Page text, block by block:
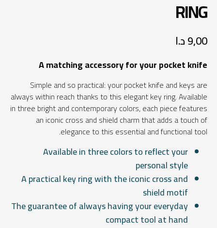
RING
9,00د.ا
A matching accessory for your pocket knife
Simple and so practical: your pocket knife and keys are
always within reach thanks to this elegant key ring. Available
in three bright and contemporary colors, each piece features
an iconic cross and shield charm that adds a touch of
elegance to this essential and functional tool.
Available in three colors to reflect your
personal style
A practical key ring with the iconic cross and
shield motif
The guarantee of always having your everyday
compact tool at hand